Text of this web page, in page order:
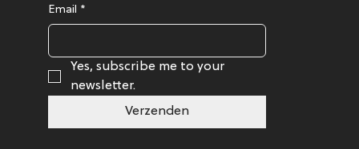
Email *
Yes, subscribe me to your
newsletter.
Verzenden